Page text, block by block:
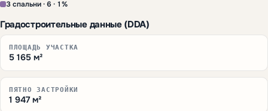
3 спальни · 6 · 1%
Градостроительные данные (DDA)
ПЛОЩАДЬ УЧАСТКА
5 165 м²
ПЯТНО ЗАСТРОЙКИ
1 947 м²